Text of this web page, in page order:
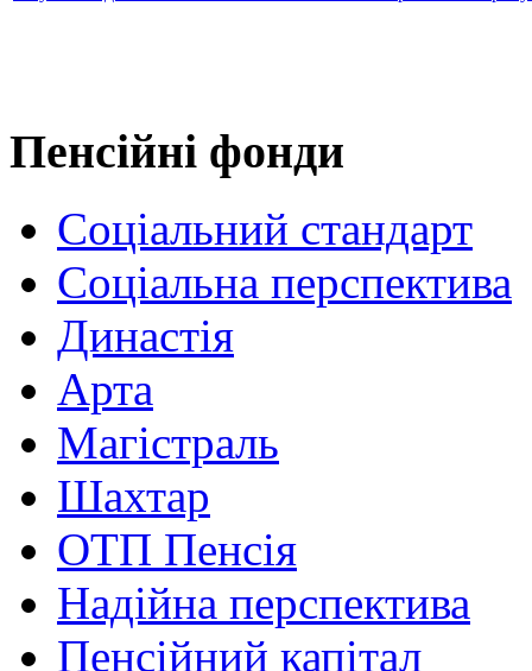
Пенсійні фонди
Соціальний стандарт
Соціальна перспектива
Династія
Арта
Магістраль
Шахтар
ОТП Пенсія
Надійна перспектива
Пенсійний капітал